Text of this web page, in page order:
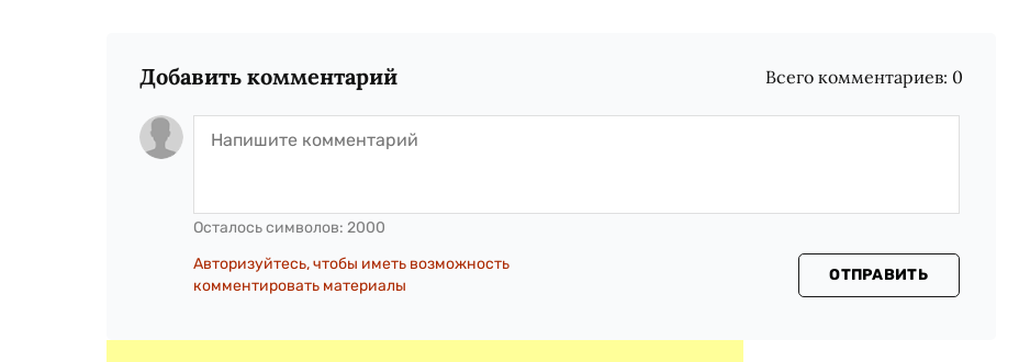
Добавить комментарий Всего комментариев: 0
Осталось символов: 2000
Авторизуйтесь, чтобы иметь возможность
комментировать материалы
ОТПРАВИТЬ